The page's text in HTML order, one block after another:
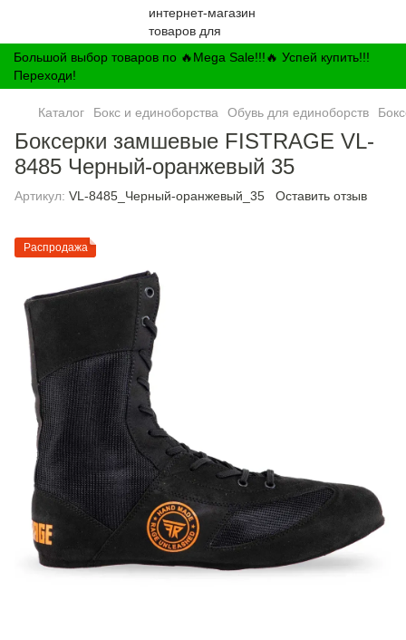
Большой выбор товаров по 🔥Mega Sale!!!🔥 Успей купить!!!
Переходи!
Каталог Бокс и единоборства Обувь для единоборств
Боксерки замшевые FISTRAGE VL-
8485 Черный-оранжевый 35
Артикул: VL-8485_Черный-оранжевый_35 Оставить отзыв
Распродажа